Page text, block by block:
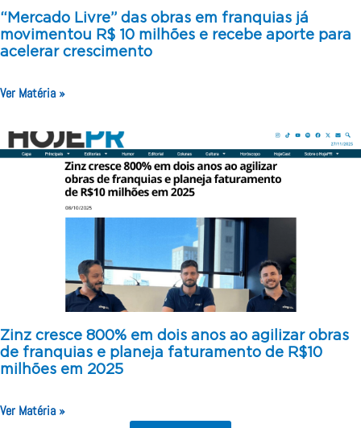
“Mercado Livre” das obras em franquias já
movimentou R$ 10 milhões e recebe aporte para
acelerar crescimento
Ver Matéria »
Zinz cresce 800% em dois anos ao agilizar obras
de franquias e planeja faturamento de R$10
milhões em 2025
Ver Matéria »